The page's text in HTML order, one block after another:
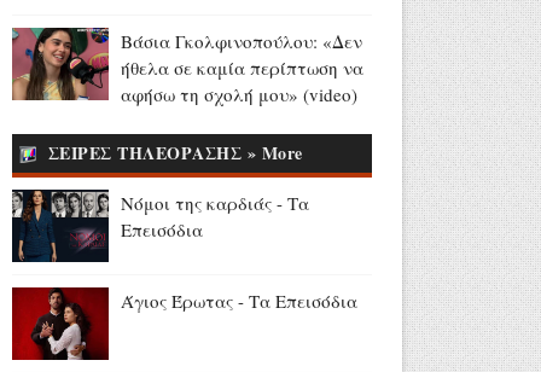
Ιακωβίδη η Μαριάννα
Γεωργαντή - Γιάννης
Κολοκυθάς: «Άντε πάλι...
(video)
Αύγουστος 06, 2026
Europa League - Live στο
Αύγουστος 06, 2026
Βάσια Γκολφινοπούλου: «Δεν
ήθελα σε καμία περίπτωση να
αφήσω τη σχολή μου» (video)
ΣΕΙΡΕΣ ΤΗΛΕΟΡΑΣΗΣ » More
Νόμοι της καρδιάς - Τα
Επεισόδια
Άγιος Έρωτας - Τα Επεισόδια